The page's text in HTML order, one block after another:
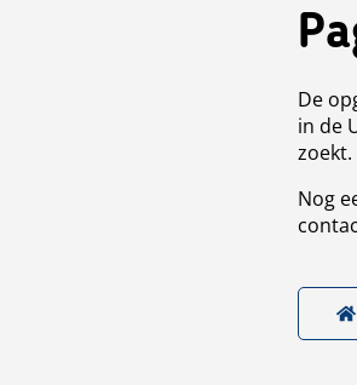
De
in de
zoekt.
Nog